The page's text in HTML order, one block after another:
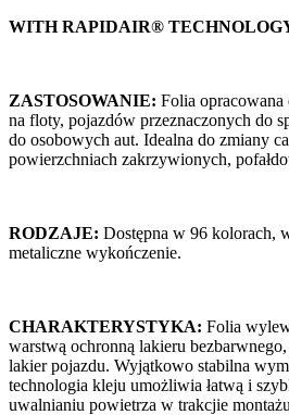
WITH RAPIDAIR®
ZASTOSOWANIE: Folia opracowana
na floty, pojazdów przeznaczonych do
do osobowych aut. Idealna do zmiany
powierzchniach zakrzywionych,
RODZAJE: Dostępna w 96 kolorach,
metaliczne wykończenie.
CHARAKTERYSTYKA: Folia
warstwą ochronną lakieru
lakier pojazdu. Wyjątkowo stabilna
technologia kleju umożliwia łatwą i
uwalnianiu powietrza w trakcjie